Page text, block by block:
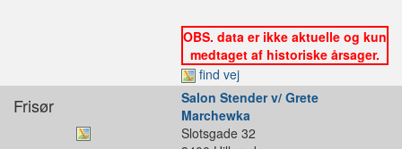
OBS. data er ikke aktuelle og kun
medtaget af historiske årsager.
find vej
Frisør
Salon Stender v/ Grete
Marchewka
Slotsgade 32